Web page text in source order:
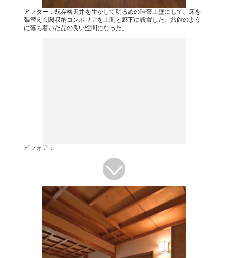
アフター：既存格天井を生かして明るめの珪藻土壁にして、床を
張替え玄関収納コンポリアを土間と廊下に設置した。旅館のよう
に落ち着いた品の良い空間になった。
ビフォア：